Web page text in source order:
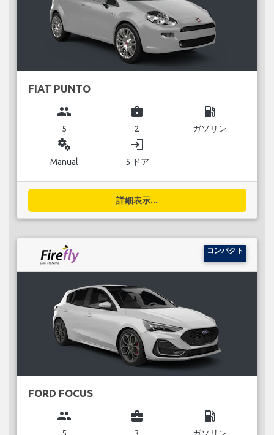
FIAT PUNTO
group
5
business_center
2
local_gas_station
ガソリン
miscellaneous_services
Manual
login
5 ドア
詳細表示...
コンパクト
FORD FOCUS
group
5
business_center
3
local_gas_station
ガソリン